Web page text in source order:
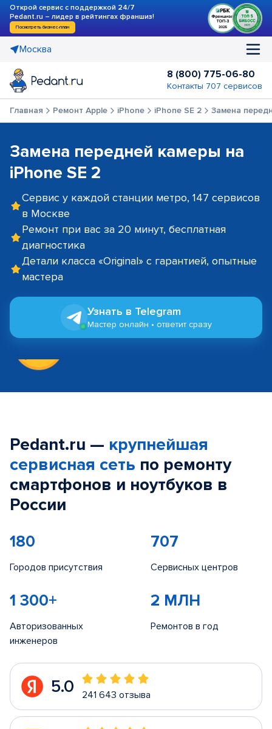
Открой сервис с поддержкой 24/7
Pedant.ru – лидер в рейтингах франшиз!
Посмотреть бизнес-план
Москва
8 (800) 775-06-80
Контакты 707 сервисов
Главная Ремонт Apple iPhone iPhone SE 2 Замена
Замена передней камеры на
iPhone SE 2
Сервис у каждой станции метро, 147 сервисов
в Москве
Ремонт при вас за 20 минут, бесплатная
диагностика
Детали класса «Original» с гарантией, опытные
мастера
Узнать в Telegram
Мастер онлайн • ответит сразу
Pedant.ru — крупнейшая
сервисная сеть по ремонту
смартфонов и ноутбуков в
России
180
Городов присутствия
707
Сервисных центров
1 300+
Авторизованных
инженеров
2 МЛН
Ремонтов в год
5.0 241 643 отзыва